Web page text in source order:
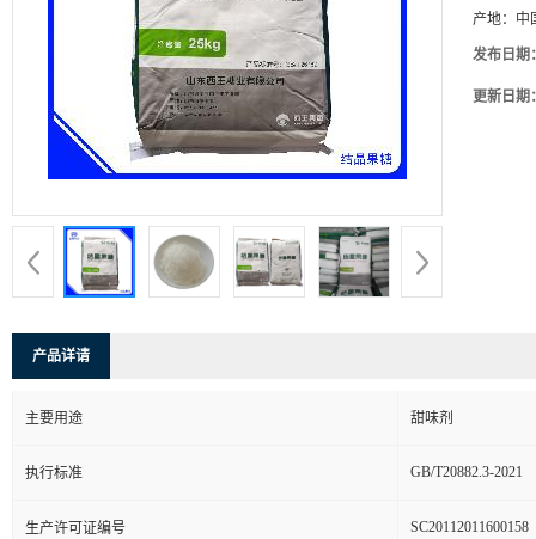
产地： 中
发布日期
更新日期
产品详请
主要用途 甜味剂
执行标准 GB/T20882.3-2021
生产许可证编号 SC20112011600158